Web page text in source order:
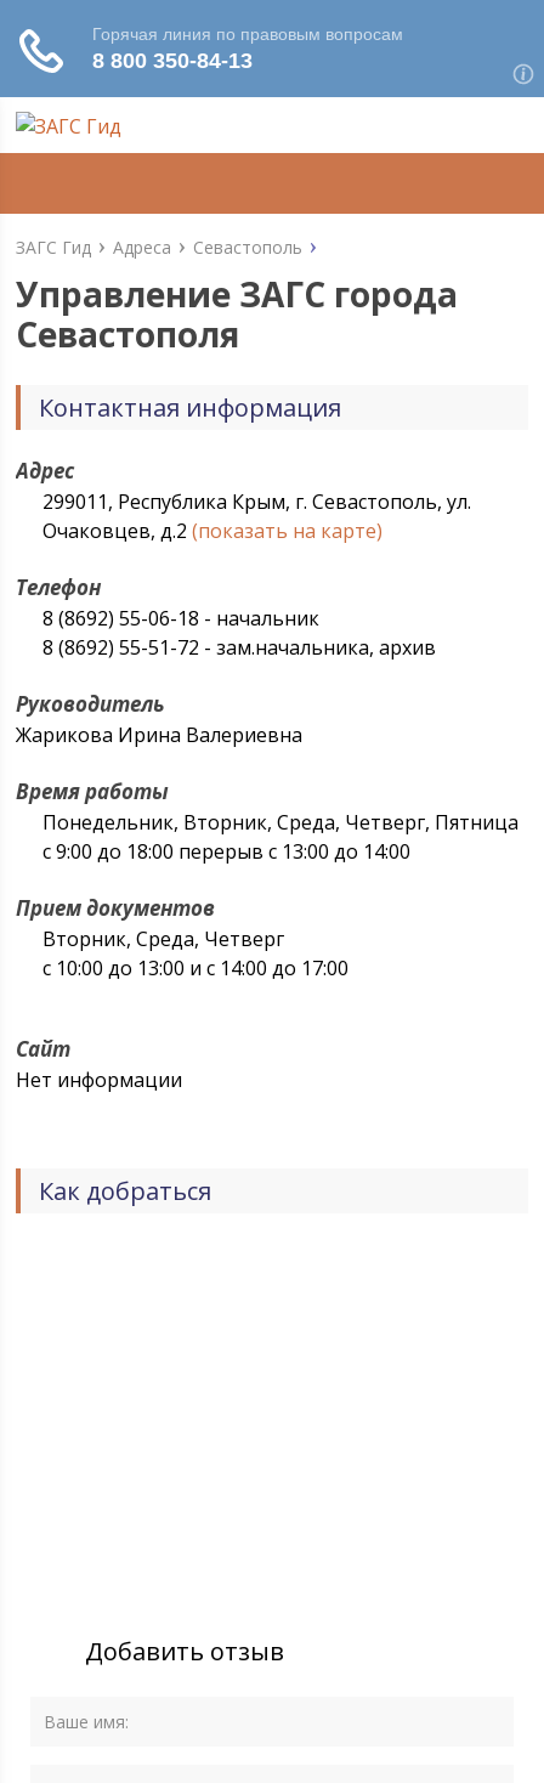
ЗАГС Гид Адреса Севастополь
Управление ЗАГС города
Севастополя
Контактная информация
Адрес
299011, Республика Крым, г. Севастополь, ул.
Очаковцев, д.2(показать на карте)
Телефон
8 (8692) 55-06-18 - начальник
8 (8692) 55-51-72 - зам.начальника, архив
Руководитель
Жарикова Ирина Валериевна
Время работы
Понедельник, Вторник, Среда, Четверг, Пятница
с 9:00 до 18:00 перерыв с 13:00 до 14:00
Прием документов
Вторник, Среда, Четверг
с 10:00 до 13:00 и с 14:00 до 17:00
Сайт
Нет информации
Как добраться
Добавить отзыв